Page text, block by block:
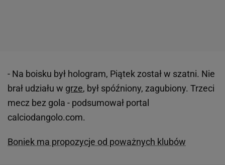
- Na boisku był hologram, Piątek został w szatni. Nie
brał udziału w grze, był spóźniony, zagubiony. Trzeci
mecz bez gola - podsumował portal
calciodangolo.com.
Boniek ma propozycje od poważnych klubów